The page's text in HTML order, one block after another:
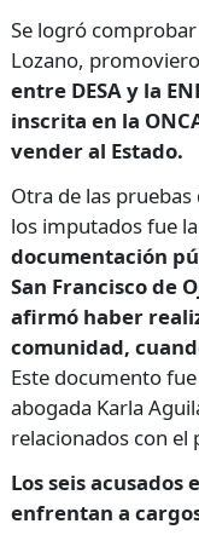
Se logró
Lozano,
entre DESA y la
inscrita en la
vender al Estado.
Otra de las
los imputados fue
documentación
San Francisco de
afirmó haber
comunidad,
Este documento
abogada Karla
relacionados con el
Los seis acusados
enfrentan a